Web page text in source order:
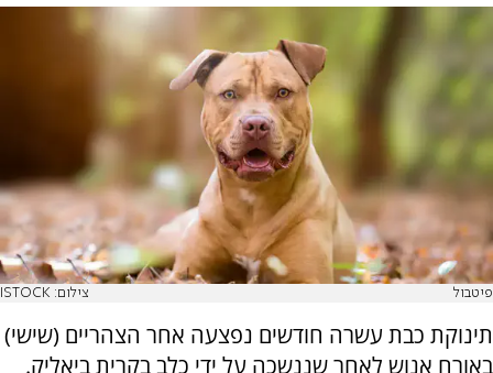
פיטבול צילום: ISTOCK
תינוקת כבת עשרה חודשים נפצעה אחר הצהריים (שישי)
באורח אנוש לאחר שננשכה על ידי כלב בקרית ביאליק.